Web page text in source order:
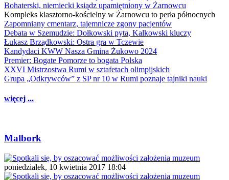
Bohaterski, niemiecki ksiądz upamiętniony w Żarnowcu
Kompleks klasztorno-kościelny w Żarnowcu to perła północnych
Zapomniany cmentarz, tajemnicze zgony pacjentów
Debata w Szemudzie: Dołkowski pyta, Kalkowski kluczy
Łukasz Brządkowski: Ostra gra w Tczewie
Kandydaci KWW Nasza Gmina Żukowo 2024
Premier: Bogate Pomorze to bogata Polska
XXVI Mistrzostwa Rumi w sztafetach olimpijskich
Grupa „Odkrywców” z SP nr 10 w Rumi poznaje tajniki nauki
więcej ...
Malbork
poniedziałek, 10 kwietnia 2017 18:04